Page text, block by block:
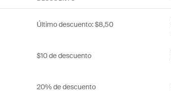
Último descuento: $8,50
$10 de descuento
20% de descuento